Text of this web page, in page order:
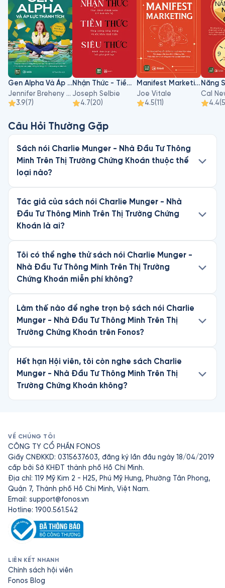
Gen Alpha Và Áp Lực Thành Tích
Jennifer Breheny Wallace
3.9(7)
Nhận Thức - Tiềm Thức - Siêu Thức
Joseph Selbie
4.7(20)
Manifest Marketing
Joe Vitale
4.5(11)
Cal
4.4(5
Câu Hỏi Thường Gặp
Sách nói Charlie Munger - Nhà Đầu Tư Thông
Minh Trên Thị Trường Chứng Khoán thuộc thể
loại nào?
Tác giả của sách nói Charlie Munger - Nhà
Đầu Tư Thông Minh Trên Thị Trường Chứng
Khoán là ai?
Tôi có thể nghe thử sách nói Charlie Munger -
Nhà Đầu Tư Thông Minh Trên Thị Trường
Chứng Khoán miễn phí không?
Làm thế nào để nghe trọn bộ sách nói Charlie
Munger - Nhà Đầu Tư Thông Minh Trên Thị
Trường Chứng Khoán trên Fonos?
Hết hạn Hội viên, tôi còn nghe sách Charlie
Munger - Nhà Đầu Tư Thông Minh Trên Thị
Trường Chứng Khoán không?
VỀ CHÚNG TÔI
CÔNG TY CỔ PHẦN FONOS
Giấy CNĐKKD: 0315637603, đăng ký lần đầu ngày 18/04/2019
cấp bởi Sở KHĐT thành phố Hồ Chí Minh.
Địa chỉ: 119 Mỹ Kim 2 - H25, Phú Mỹ Hưng, Phường Tân Phong,
Quận 7, Thành phố Hồ Chí Minh, Việt Nam.
Email: support@fonos.vn
Hotline: 1900.561.542
LIÊN KẾT NHANH
Chính sách hội viên
Fonos Blog